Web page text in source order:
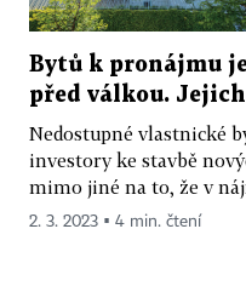
Bytů k pronájmu
před válkou.
Nedostupné vlastnické
investory ke stavbě
mimo jiné na to, že v
2. 3. 2023 ▪ 4 min. čtení